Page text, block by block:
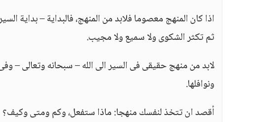
اذا كان المنهج معصوما فلابد من المنهج، فالبداية – بداية
ثم تكثر الشكوى ولا سميع ولا مجيب.
لابد من منهج حقيقى فى السير الى الله – سبحانه وتعالى –
ونوافلها.
أقصد ان تتخذ لنفسك منهجا: ماذا ستفعل، وكم ومتى وكيف؟